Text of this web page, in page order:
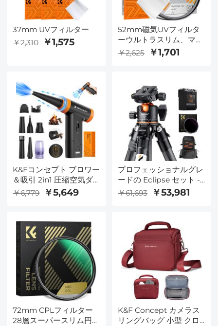
37mm UVフィルター
￥2,310
￥1,575
52mm磁気UVフィルタ
ーウルトラスリム、マル
チコーティング紫外線保
護レンズフィルター、ク
￥2,625 ￥1,701
K&Fコンセプト ブロワー
＆吸引 2in1 圧縮空気ダ
スター、LEDライト付
可能＆ポータブル、コン
ピューター、キーボー
ド、家庭、屋外、車用の
ダストブロワー
￥6,779 ￥5,649
プロフェッショナルグレ
ードの Eclipse セット -
72mm ソーラーフィル
KF13.107 32L プロ大型カ
メラバックパック +
KF28.0024 6700mAh V
マウントバッテリーが含
まれます
￥61,693 ￥53,981
72mm CPLフィルター
28層スーパースリム円偏
K&F Concept カメラス
リングバッグ 小型 クロ